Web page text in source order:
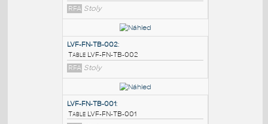
LVF-FN-TB-005:
Table LVF-FN-TB-005
RFA Stoly
LVF-FN-TB-004:
Table LVF-FN-TB-004
RFA Stoly